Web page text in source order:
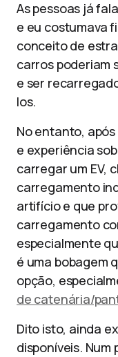
As pessoas já
e eu costumava
conceito de
carros poderiam
e ser
los.
No entanto,
e experiência
carregar um EV,
carregamento
artifício e que
carregamento
especialmente
é uma bobagem
opção,
de catenária/
Dito isto, ainda
disponíveis.